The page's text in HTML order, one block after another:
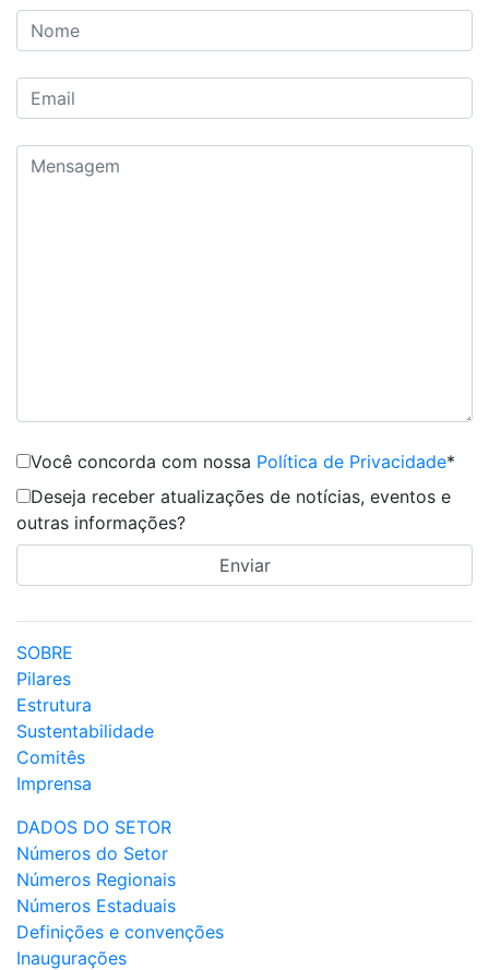
Você concorda com nossa Política de Privacidade*
Deseja receber atualizações de notícias, eventos e
outras informações?
SOBRE
Pilares
Estrutura
Sustentabilidade
Comitês
Imprensa
DADOS DO SETOR
Números do Setor
Números Regionais
Números Estaduais
Definições e convenções
Inaugurações